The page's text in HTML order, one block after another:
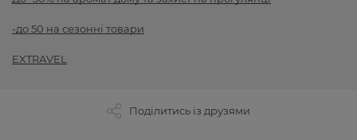
-до 50 на сезонні товари
EXTRAVEL
Поділитись із друзями